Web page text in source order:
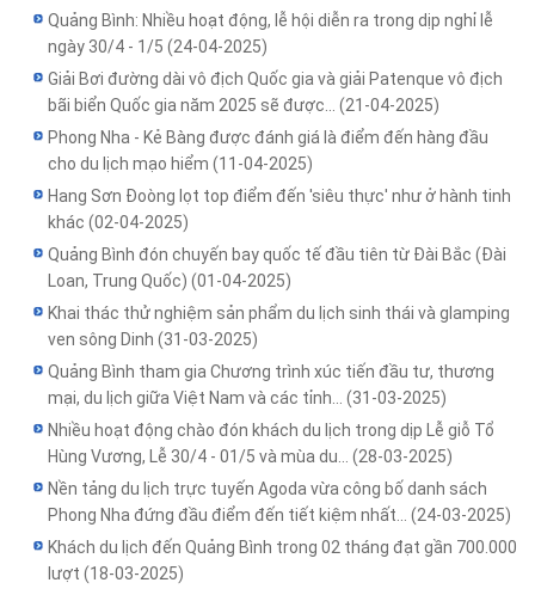
Quảng Bình: Nhiều hoạt động, lễ hội diễn ra trong dịp nghỉ lễ
ngày 30/4 - 1/5 (24-04-2025)
Giải Bơi đường dài vô địch Quốc gia và giải Patenque vô địch
bãi biển Quốc gia năm 2025 sẽ được... (21-04-2025)
Phong Nha - Kẻ Bàng được đánh giá là điểm đến hàng đầu
cho du lịch mạo hiểm (11-04-2025)
Hang Sơn Đoòng lọt top điểm đến 'siêu thực' như ở hành tinh
khác (02-04-2025)
Quảng Bình đón chuyến bay quốc tế đầu tiên từ Đài Bắc (Đài
Loan, Trung Quốc) (01-04-2025)
Khai thác thử nghiệm sản phẩm du lịch sinh thái và glamping
ven sông Dinh (31-03-2025)
Quảng Bình tham gia Chương trình xúc tiến đầu tư, thương
mại, du lịch giữa Việt Nam và các tỉnh... (31-03-2025)
Nhiều hoạt động chào đón khách du lịch trong dịp Lễ giỗ Tổ
Hùng Vương, Lễ 30/4 - 01/5 và mùa du... (28-03-2025)
Nền tảng du lịch trực tuyến Agoda vừa công bố danh sách
Phong Nha đứng đầu điểm đến tiết kiệm nhất... (24-03-2025)
Khách du lịch đến Quảng Bình trong 02 tháng đạt gần 700.000
lượt (18-03-2025)